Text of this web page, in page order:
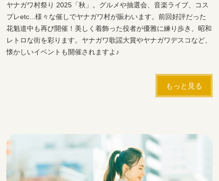
ヤナガワ村祭り 2025「秋」。グルメや抽選会、音楽ライブ、コス
プレetc...様々な催しでヤナガワ村が賑わいます。前回好評だった
花魁道中も再び開催！美しく着飾った役者が優雅に練り歩き、昭和
レトロな街を彩ります。ヤナガワ歌謡大賞やヤナガワデスコなど、
懐かしいイベントも開催されますよ♪
もっと見る